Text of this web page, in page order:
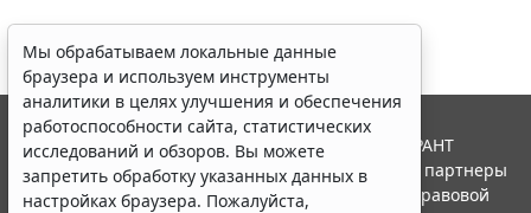
Мы обрабатываем локальные данные
браузера и используем инструменты
аналитики в целях улучшения и обеспечения
работоспособности сайта, статистических
исследований и обзоров. Вы можете
запретить обработку указанных данных в
настройках браузера. Пожалуйста,
© ООО "НПП "ГАРАНТ-СЕРВИС", 2026. Система ГАРАНТ
выпускается с 1990 года. Компания "Гарант" и ее партнеры
являются участниками Российской ассоциации правовой